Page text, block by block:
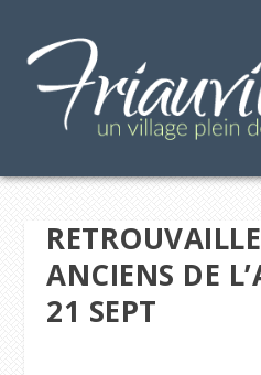
ANCIENS DE
21 SEPT